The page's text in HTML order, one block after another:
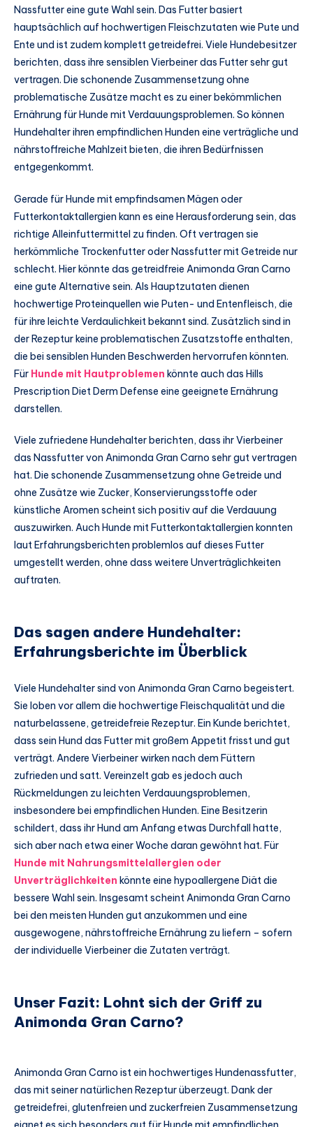
Nassfutter eine gute Wahl sein. Das Futter basiert
hauptsächlich auf hochwertigen Fleischzutaten wie Pute und
Ente und ist zudem komplett getreidefrei. Viele Hundebesitzer
berichten, dass ihre sensiblen Vierbeiner das Futter sehr gut
vertragen. Die schonende Zusammensetzung ohne
problematische Zusätze macht es zu einer bekömmlichen
Ernährung für Hunde mit Verdauungsproblemen. So können
Hundehalter ihren empfindlichen Hunden eine verträgliche und
nährstoffreiche Mahlzeit bieten, die ihren Bedürfnissen
entgegenkommt.
Gerade für Hunde mit empfindsamen Mägen oder
Futterkontaktallergien kann es eine Herausforderung sein, das
richtige Alleinfuttermittel zu finden. Oft vertragen sie
herkömmliche Trockenfutter oder Nassfutter mit Getreide nur
schlecht. Hier könnte das getreidfreie Animonda Gran Carno
eine gute Alternative sein. Als Hauptzutaten dienen
hochwertige Proteinquellen wie Puten- und Entenfleisch, die
für ihre leichte Verdaulichkeit bekannt sind. Zusätzlich sind in
der Rezeptur keine problematischen Zusatzstoffe enthalten,
die bei sensiblen Hunden Beschwerden hervorrufen könnten.
Für Hunde mit Hautproblemen könnte auch das Hills
Prescription Diet Derm Defense eine geeignete Ernährung
darstellen.
Viele zufriedene Hundehalter berichten, dass ihr Vierbeiner
das Nassfutter von Animonda Gran Carno sehr gut vertragen
hat. Die schonende Zusammensetzung ohne Getreide und
ohne Zusätze wie Zucker, Konservierungsstoffe oder
künstliche Aromen scheint sich positiv auf die Verdauung
auszuwirken. Auch Hunde mit Futterkontaktallergien konnten
laut Erfahrungsberichten problemlos auf dieses Futter
umgestellt werden, ohne dass weitere Unverträglichkeiten
auftraten.
Das sagen andere Hundehalter:
Erfahrungsberichte im Überblick
Viele Hundehalter sind von Animonda Gran Carno begeistert.
Sie loben vor allem die hochwertige Fleischqualität und die
naturbelassene, getreidefreie Rezeptur. Ein Kunde berichtet,
dass sein Hund das Futter mit großem Appetit frisst und gut
verträgt. Andere Vierbeiner wirken nach dem Füttern
zufrieden und satt. Vereinzelt gab es jedoch auch
Rückmeldungen zu leichten Verdauungsproblemen,
insbesondere bei empfindlichen Hunden. Eine Besitzerin
schildert, dass ihr Hund am Anfang etwas Durchfall hatte,
sich aber nach etwa einer Woche daran gewöhnt hat. Für
Hunde mit Nahrungsmittelallergien oder
Unverträglichkeiten könnte eine hypoallergene Diät die
bessere Wahl sein. Insgesamt scheint Animonda Gran Carno
bei den meisten Hunden gut anzukommen und eine
ausgewogene, nährstoffreiche Ernährung zu liefern – sofern
der individuelle Vierbeiner die Zutaten verträgt.
Unser Fazit: Lohnt sich der Griff zu
Animonda Gran Carno?
Animonda Gran Carno ist ein hochwertiges Hundenassfutter,
das mit seiner natürlichen Rezeptur überzeugt. Dank der
getreidefrei, glutenfreien und zuckerfreien Zusammensetzung